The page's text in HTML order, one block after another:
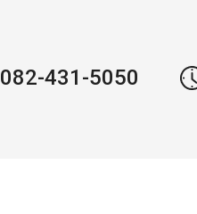
082-431-5050